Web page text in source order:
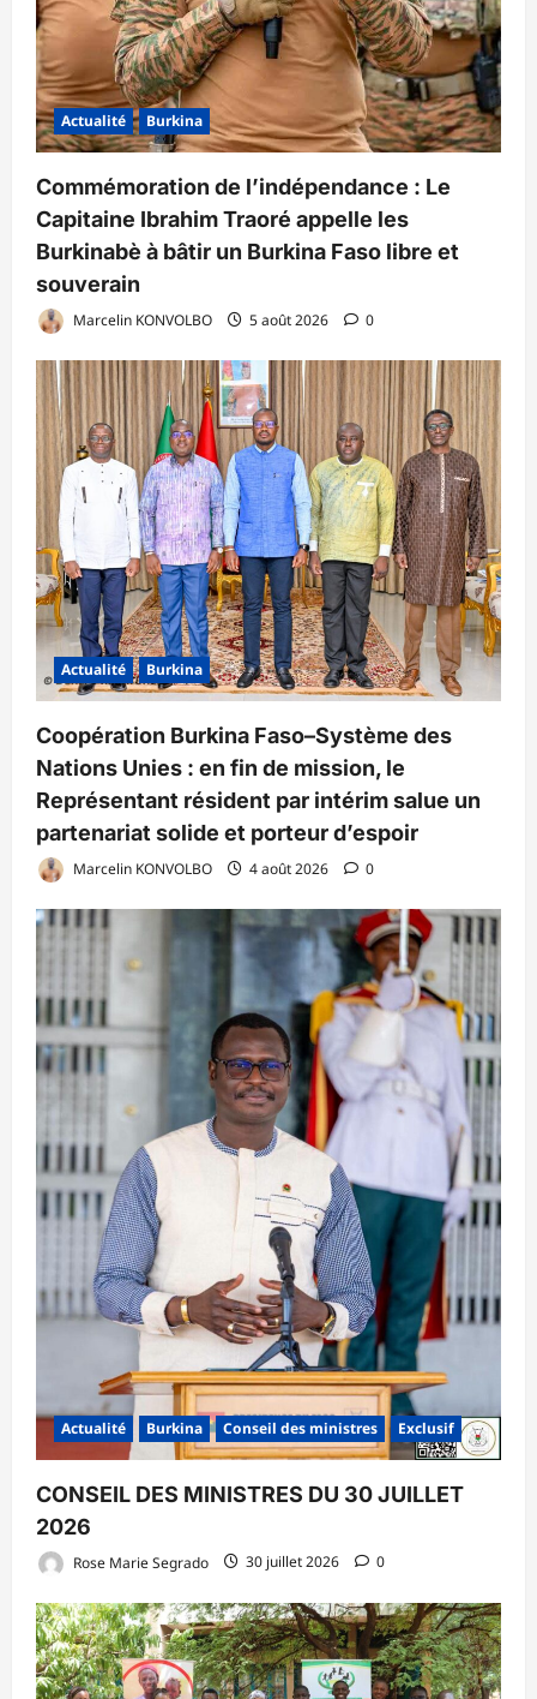
Actualité Burkina
Commémoration de l’indépendance : Le
Capitaine Ibrahim Traoré appelle les
Burkinabè à bâtir un Burkina Faso libre et
souverain
Marcelin KONVOLBO 5 août 2026 0
Actualité Burkina
Coopération Burkina Faso–Système des
Nations Unies : en fin de mission, le
Représentant résident par intérim salue un
partenariat solide et porteur d’espoir
Marcelin KONVOLBO 4 août 2026 0
Actualité Burkina Conseil des ministres Exclusif
CONSEIL DES MINISTRES DU 30 JUILLET
2026
Rose Marie Segrado 30 juillet 2026 0